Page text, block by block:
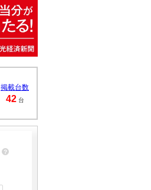
掲載台数
42 台
？